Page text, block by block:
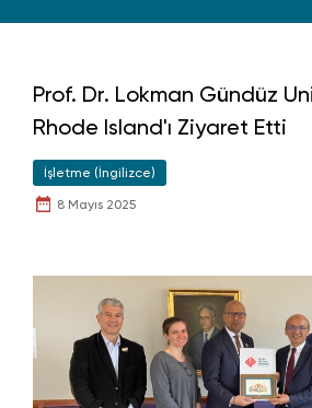
Prof. Dr. Lokman Gündüz
Rhode Island'ı Ziyaret Etti
İşletme (İngilizce)
8 Mayıs 2025